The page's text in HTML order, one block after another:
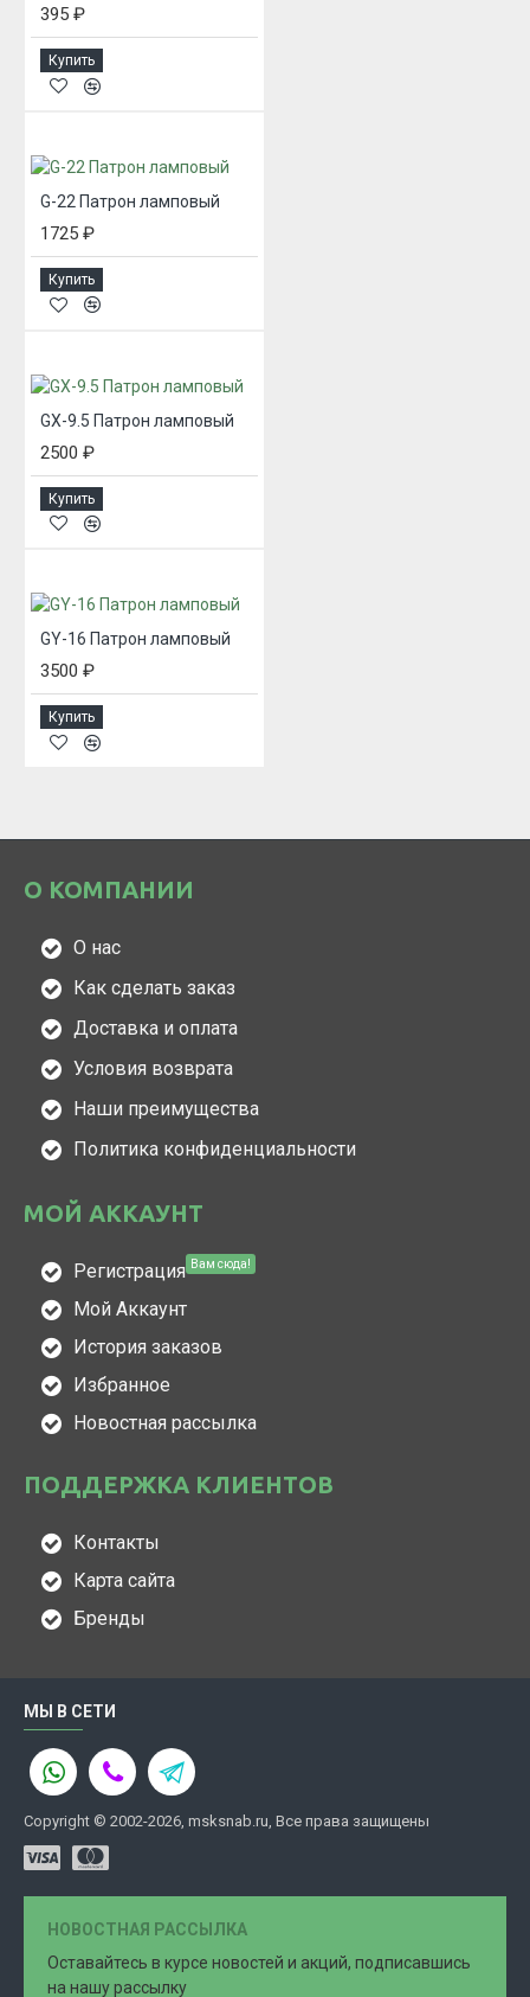
395 ₽
Купить
G-22 Патрон ламповый
1725 ₽
Купить
GX-9.5 Патрон ламповый
2500 ₽
Купить
GY-16 Патрон ламповый
3500 ₽
Купить
О КОМПАНИИ
О нас
Как сделать заказ
Доставка и оплата
Условия возврата
Наши преимущества
Политика конфиденциальности
МОЙ АККАУНТ
Регистрация Вам сюда!
Мой Аккаунт
История заказов
Избранное
Новостная рассылка
ПОДДЕРЖКА КЛИЕНТОВ
Контакты
Карта сайта
Бренды
МЫ В СЕТИ
Copyright © 2002-2026, msksnab.ru, Все права защищены
НОВОСТНАЯ РАССЫЛКА
Оставайтесь в курсе новостей и акций, подписавшись
на нашу рассылку